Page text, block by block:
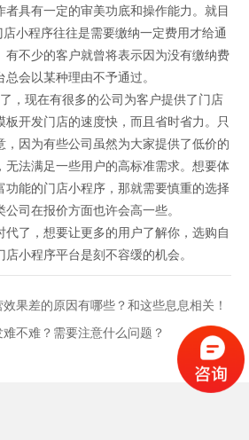
者具有一定的审美功底和操作能力。就目
小程序往往是需要缴纳一定费用才给通
有不少的客户就曾将表示因为没有缴纳费
会以某种理由不予通过。
，现在有很多的公司为客户提供了门店
板开发门店的速度快，而且省时省力。只
，因为有些公司虽然为大家提供了低价的
无法满足一些用户的高标准需求。想要体
功能的门店小程序，那就需要慎重的选择
司在报价方面也许会高一些。
代了，想要让更多的用户了解你，选购自
小程序平台是刻不容缓的机会。
果差的原因有哪些？和这些息息相关！
不难？需要注意什么问题？